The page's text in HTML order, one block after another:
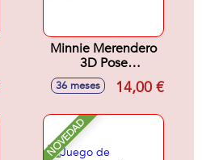
Minnie Merendero
3D Pose
20X26X10Cm
36 meses 14,00 €
NOVEDAD